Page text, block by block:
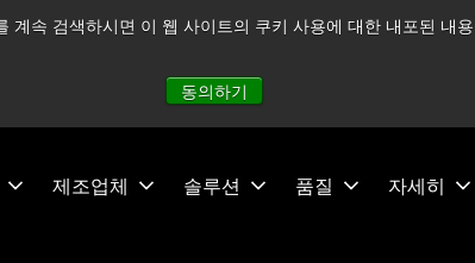
속 검색하시면 이 웹 사이트의 쿠키 사용에 대한 내포된 내
동의하기
주시하고 있으며, 모든 서비스는 정상적으로 운영되고
제조업체 솔루션 품질 자세히